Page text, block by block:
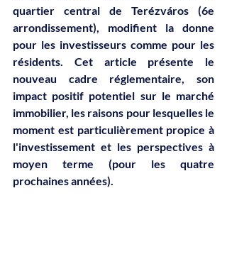
quartier central de Terézváros (6e
arrondissement), modifient la donne
pour les investisseurs comme pour les
résidents. Cet article présente le
nouveau cadre réglementaire, son
impact positif potentiel sur le marché
immobilier, les raisons pour lesquelles le
moment est particulièrement propice à
l'investissement et les perspectives à
moyen terme (pour les quatre
prochaines années).